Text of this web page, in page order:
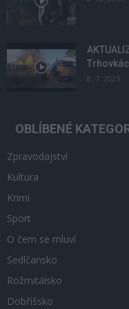
8. 7. 2023
OBLÍBENÉ
Zpravodajství
Kultura
Krimi
Sport
O čem se mluví
Sedlčansko
Rožmitálsko
Dobříšsko